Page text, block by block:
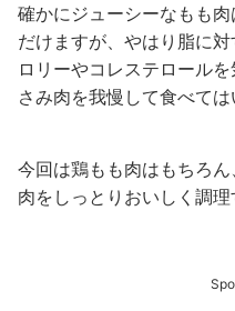
確かにジューシーなもも
だけますが、やはり脂に
ロリーやコレステロール
さみ肉を我慢して食べては
今回は鶏もも肉はもちろ
肉をしっとりおいしく調